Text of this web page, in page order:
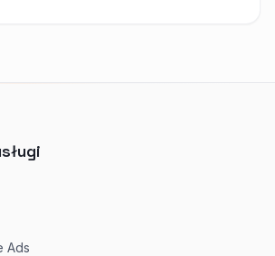
Ads